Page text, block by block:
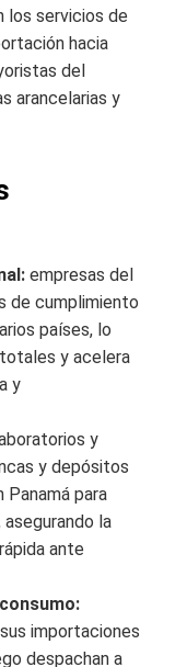
los servicios de
hacia
del
arancelarias y
empresas del
de cumplimiento
países, lo
y acelera
y
y
y depósitos
para
la
ante
importaciones
despachan a